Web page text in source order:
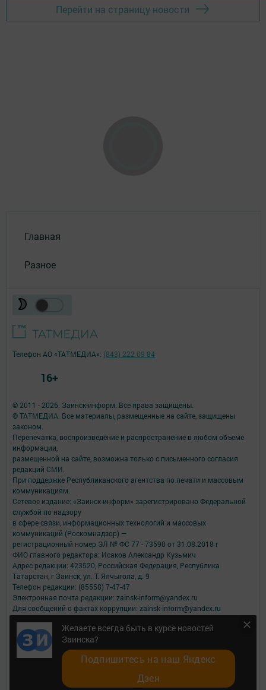
Перейти на страницу новости
Главная
Разное
Желаете всегда быть в курсе новостей
Заинска?
Подпишитесь на наш Яндекс
Дзен
© 2011 - 2026. Заинск-информ. Все права защищены.
© ТАТМЕДИА. Все материалы, размещенные на сайте, защищены
законом.
Перепечатка, воспроизведение и распространение в любом объеме
информации,
размещенной на сайте, возможна только с письменного согласия
редакций СМИ.
При поддержке Республиканского агентства по печати и массовым
коммуникациям.
Сетевое издание: «Заинск-информ» зарегистрировано Федеральной
службой по надзору
в сфере связи, информационных технологий и массовых
коммуникаций (Роскомнадзор) —
регистрационный номер ЭЛ № ФС 77 - 73590 от 31.08.2018 г
ФИО главного редактора: Исаков Александр Кузьмич
Адрес редакции: 423520, Российская Федерация, Республика
Татарстан, г Заинск, ул. Т. Ялчыгола, д. 9
Телефон редакции: (85558) 7-47-47
Электронная почта редакции: zainsk-inform@yandex.ru
Для сообщений о фактах коррупции: zainsk-inform@yandex.ru
Антикоррупционная политика
АО «ТАТМЕДИА» использует «cookie»для персонализации сервисов и
удобства пользователей сайтом.
Политика конфиденциальности
Телефон АО «ТАТМЕДИА»: (843) 222 09 84
16+